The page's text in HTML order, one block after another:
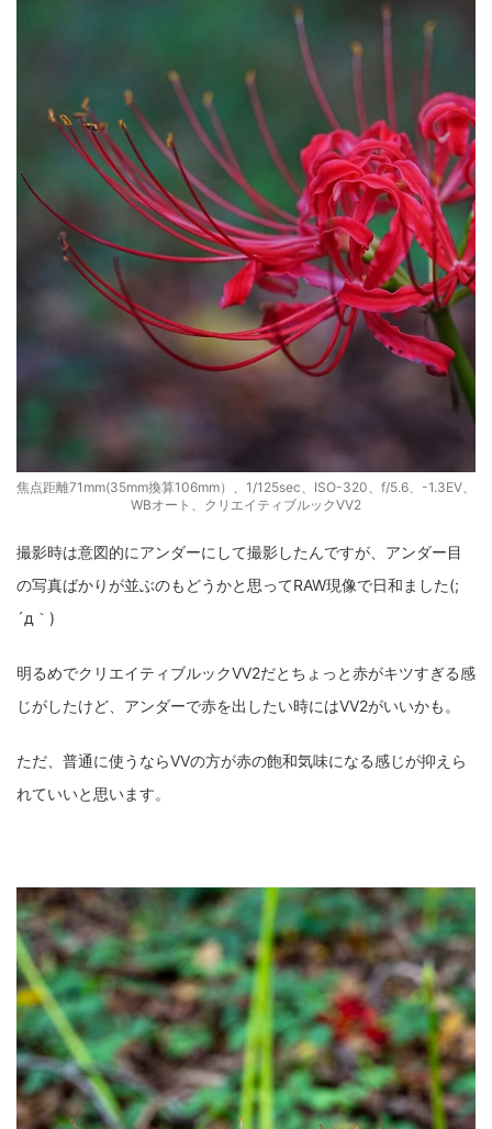
焦点距離71mm(35mm換算106mm）、1/125sec、ISO-320、f/5.6、-1.3EV、
WBオート、クリエイティブルックVV2
撮影時は意図的にアンダーにして撮影したんですが、アンダー目
の写真ばかりが並ぶのもどうかと思ってRAW現像で日和ました(;
´д｀)
明るめでクリエイティブルックVV2だとちょっと赤がキツすぎる感
じがしたけど、アンダーで赤を出したい時にはVV2がいいかも。
ただ、普通に使うならVVの方が赤の飽和気味になる感じが抑えら
れていいと思います。